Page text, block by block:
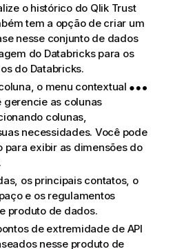
o histórico do Qlik Trust
tem a opção de criar um
nesse conjunto de dados
do Databricks para os
do Databricks.
o menu contextual
as colunas
colunas,
necessidades. Você pode
para exibir as dimensões do
os principais contatos, o
e os regulamentos
produto de dados.
de extremidade de API
nesse produto de